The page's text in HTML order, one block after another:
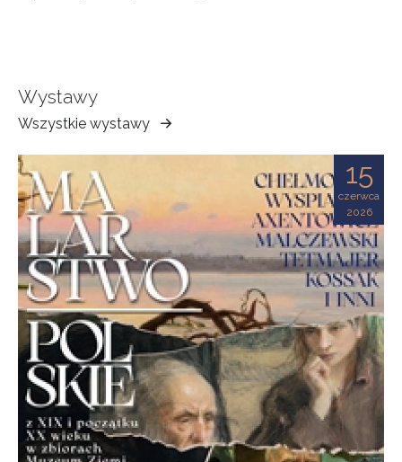
Wystawy
Wszystkie wystawy
Muzeum
Ziemi
Tarnowskiej
15
czerwca
2026